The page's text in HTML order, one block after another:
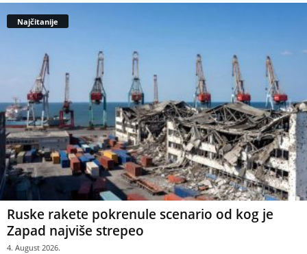
Najčitanije
Ruske rakete pokrenule scenario od kog je
Zapad najviše strepeo
4. August 2026.